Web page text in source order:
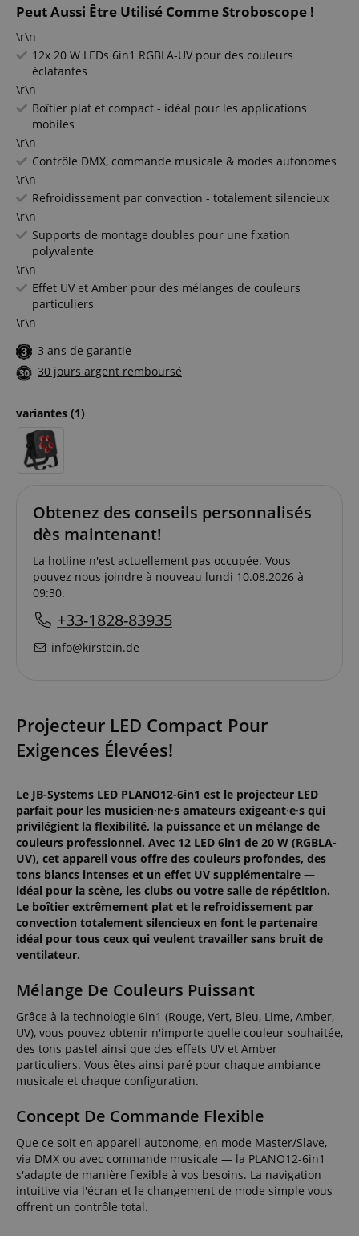
Peut Aussi Être Utilisé Comme Stroboscope !
\r\n
12x 20 W LEDs 6in1 RGBLA-UV pour des couleurs
éclatantes
\r\n
Boîtier plat et compact - idéal pour les applications
mobiles
\r\n
Contrôle DMX, commande musicale & modes autonomes
\r\n
Refroidissement par convection - totalement silencieux
\r\n
Supports de montage doubles pour une fixation
polyvalente
\r\n
Effet UV et Amber pour des mélanges de couleurs
particuliers
\r\n
3 ans de garantie
30 jours argent remboursé
variantes (1)
Obtenez des conseils personnalisés
dès maintenant!
La hotline n'est actuellement pas occupée. Vous
pouvez nous joindre à nouveau lundi 10.08.2026 à
09:30.
+33-1828-83935
info@kirstein.de
Projecteur LED Compact Pour
Exigences Élevées!
Le JB-Systems LED PLANO12-6in1 est le projecteur LED
parfait pour les musicien·ne·s amateurs exigeant·e·s qui
privilégient la flexibilité, la puissance et un mélange de
couleurs professionnel. Avec 12 LED 6in1 de 20 W (RGBLA-
UV), cet appareil vous offre des couleurs profondes, des
tons blancs intenses et un effet UV supplémentaire —
idéal pour la scène, les clubs ou votre salle de répétition.
Le boîtier extrêmement plat et le refroidissement par
convection totalement silencieux en font le partenaire
idéal pour tous ceux qui veulent travailler sans bruit de
ventilateur.
Mélange De Couleurs Puissant
Grâce à la technologie 6in1 (Rouge, Vert, Bleu, Lime, Amber,
UV), vous pouvez obtenir n'importe quelle couleur souhaitée,
des tons pastel ainsi que des effets UV et Amber
particuliers. Vous êtes ainsi paré pour chaque ambiance
musicale et chaque configuration.
Concept De Commande Flexible
Que ce soit en appareil autonome, en mode Master/Slave,
via DMX ou avec commande musicale — la PLANO12-6in1
s'adapte de manière flexible à vos besoins. La navigation
intuitive via l'écran et le changement de mode simple vous
offrent un contrôle total.